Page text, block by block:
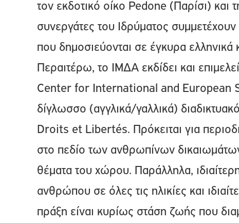
τον εκδοτικό οίκο Pedone (Παρίσι) και
συνεργάτες του Ιδρύματος
που δημοσιεύονται σε έγκυρα
Περαιτέρω, το ΙΜΔΑ εκδίδει και
Center for International and European
δίγλωσσο (αγγλικά/γαλλικά)
Droits et Libertés. Πρόκειται για
στο πεδίο των ανθρωπίνων
θέματα του χώρου. Παράλληλα,
ανθρώπου σε όλες τις ηλικίες και
πράξη είναι κυρίως στάση ζωής που